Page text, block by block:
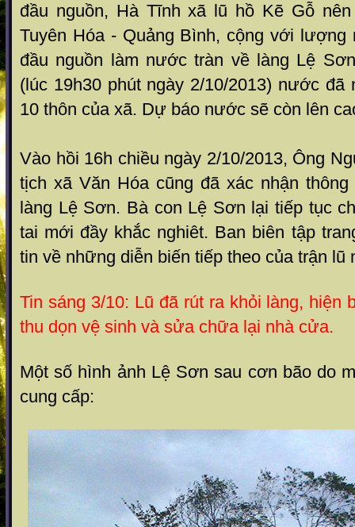
đầu nguồn, Hà Tĩnh xã lũ hồ Kẽ Gỗ
Tuyên Hóa - Quảng Bình, cộng với lượng
đầu nguồn làm nước tràn về làng Lệ
(lúc 19h30 phút ngày 2/10/2013) nước đã
10 thôn của xã. Dự báo nước sẽ còn lên
Vào hồi 16h chiều ngày 2/10/2013, Ông
tịch xã Văn Hóa cũng đã xác nhận
làng Lệ Sơn. Bà con Lệ Sơn lại tiếp tục
tai mới đầy khắc nghiêt. Ban biên tập
tin về những diễn biến tiếp theo của trận lũ
Tin sáng 3/10: Lũ đã rút ra khỏi làng, hiện
thu dọn vệ sinh và sửa chữa lại nhà cửa.
Một số hình ảnh Lệ Sơn sau cơn bão do
cung cấp: